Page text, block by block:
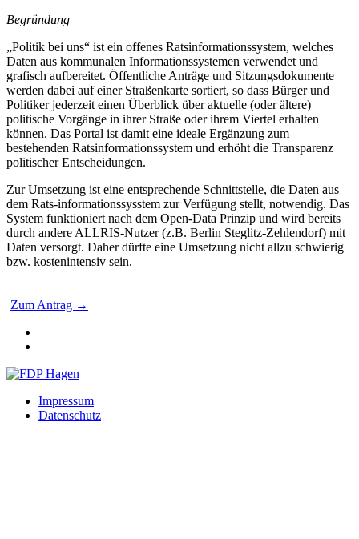
Begründung
„Politik bei uns“ ist ein offenes Ratsinformationssystem, welches
Daten aus kommunalen Informationssystemen verwendet und
grafisch aufbereitet. Öffentliche Anträge und Sitzungsdokumente
werden dabei auf einer Straßenkarte sortiert, so dass Bürger und
Politiker jederzeit einen Überblick über aktuelle (oder ältere)
politische Vorgänge in ihrer Straße oder ihrem Viertel erhalten
können. Das Portal ist damit eine ideale Ergänzung zum
bestehenden Ratsinformationssystem und erhöht die Transparenz
politischer Entscheidungen.
Zur Umsetzung ist eine entsprechende Schnittstelle, die Daten aus
dem Rats-informationssysstem zur Verfügung stellt, notwendig. Das
System funktioniert nach dem Open-Data Prinzip und wird bereits
durch andere ALLRIS-Nutzer (z.B. Berlin Steglitz-Zehlendorf) mit
Daten versorgt. Daher dürfte eine Umsetzung nicht allzu schwierig
bzw. kostenintensiv sein.
Zum Antrag →
Impressum
Datenschutz